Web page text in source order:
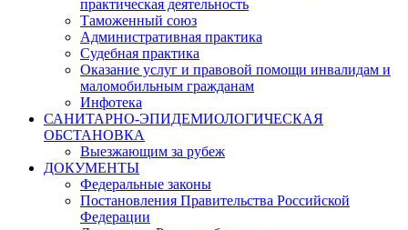
практическая деятельность
Таможенный союз
Административная практика
Судебная практика
Оказание услуг и правовой помощи инвалидам и
маломобильным гражданам
Инфотека
САНИТАРНО-ЭПИДЕМИОЛОГИЧЕСКАЯ
ОБСТАНОВКА
Выезжающим за рубеж
ДОКУМЕНТЫ
Федеральные законы
Постановления Правительства Российской
Федерации